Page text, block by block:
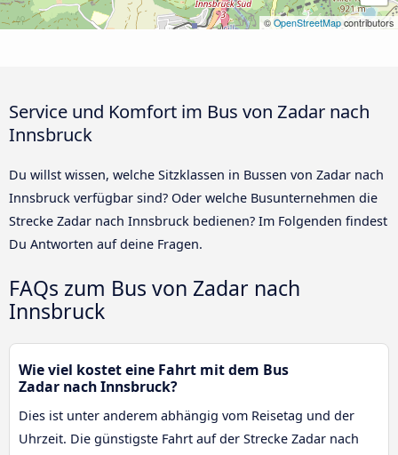
© OpenStreetMap contributors
Service und Komfort im Bus von Zadar nach
Innsbruck
Du willst wissen, welche Sitzklassen in Bussen von Zadar nach
Innsbruck verfügbar sind? Oder welche Busunternehmen die
Strecke Zadar nach Innsbruck bedienen? Im Folgenden findest
Du Antworten auf deine Fragen.
FAQs zum Bus von Zadar nach
Innsbruck
Wie viel kostet eine Fahrt mit dem Bus
Zadar nach Innsbruck?
Dies ist unter anderem abhängig vom Reisetag und der
Uhrzeit. Die günstigste Fahrt auf der Strecke Zadar nach